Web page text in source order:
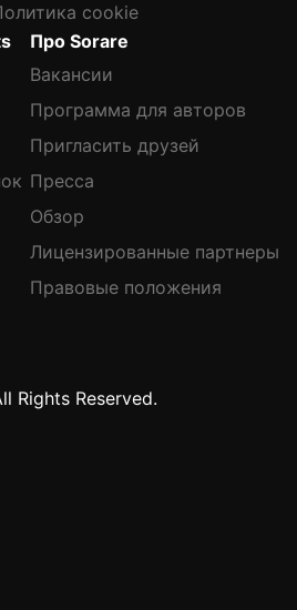
cookie
Про Sorare
Вакансии
Программа для авторов
Пригласить друзей
Пресса
Обзор
Лицензированные партнеры
Правовые положения
Rights Reserved.